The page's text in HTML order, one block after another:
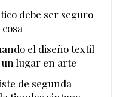
debe ser seguro
el diseño textil
lugar en arte
de segunda